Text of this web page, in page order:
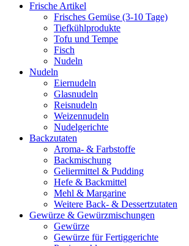
Frische Artikel
Frisches Gemüse (3-10 Tage)
Tiefkühlprodukte
Tofu und Tempe
Fisch
Nudeln
Nudeln
Eiernudeln
Glasnudeln
Reisnudeln
Weizennudeln
Nudelgerichte
Backzutaten
Aroma- & Farbstoffe
Backmischung
Geliermittel & Pudding
Hefe & Backmittel
Mehl & Margarine
Weitere Back- & Dessertzutaten
Gewürze & Gewürzmischungen
Gewürze
Gewürze für Fertiggerichte